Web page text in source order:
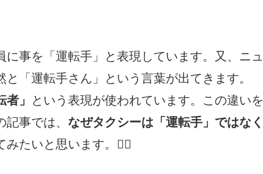
事を「運転手」と表現しています。又、ニュ
「運転手さん」という言葉が出てきます。
」
という表現が使われています。この違いを
事では、 なぜタクシーは「運転手」ではなく
みたいと思います。🤷‍♀️